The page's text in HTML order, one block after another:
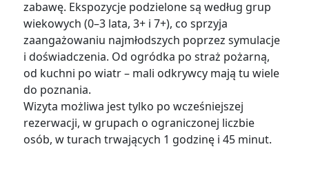
zabawę. Ekspozycje podzielone są według grup
wiekowych (0–3 lata, 3+ i 7+), co sprzyja
zaangażowaniu najmłodszych poprzez symulacje
i doświadczenia. Od ogródka po straż pożarną,
od kuchni po wiatr – mali odkrywcy mają tu wiele
do poznania.
Wizyta możliwa jest tylko po wcześniejszej
rezerwacji, w grupach o ograniczonej liczbie
osób, w turach trwających 1 godzinę i 45 minut.